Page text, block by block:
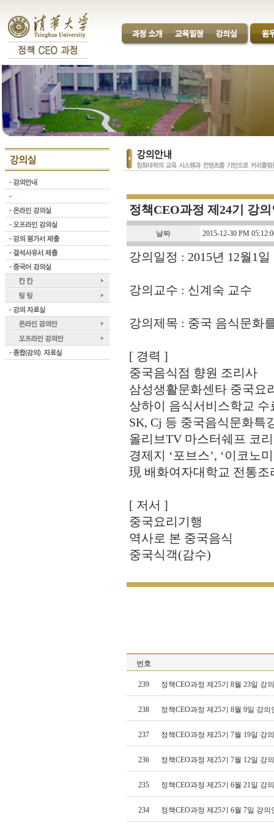
정책CEO과정 제24기 강
날짜 2015-12-30 PM
강의일정 : 2015년 12월1일
강의교수 : 신계숙 교수
강의제목 : 중국 음식문화
[ 경력 ]
중국음식점 향원 조리사
삼성생활문화센타 중국요
상하이 음식서비스학교 수
SK, Cj 등 중국음식문화특
올리브TV 마스터쉐프 코
경제지 ‘포브스’, ‘이코노
現 배화여자대학교 전통조
[ 저서 ]
중국요리기행
역사로 본 중국음식
중국식객(감수)
번호
239 정책CEO과정 제25기 8월 23일 강
238 정책CEO과정 제25기 8월 9일 강
237 정책CEO과정 제25기 7월 19일 강
236 정책CEO과정 제25기 7월 12일 강
235 정책CEO과정 제25기 6월 21일 강
234 정책CEO과정 제25기 6월 7일 강